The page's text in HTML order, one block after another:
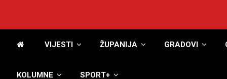
VIJESTI ŽUPANIJA GRADOVI
KOLUMNE SPORT+